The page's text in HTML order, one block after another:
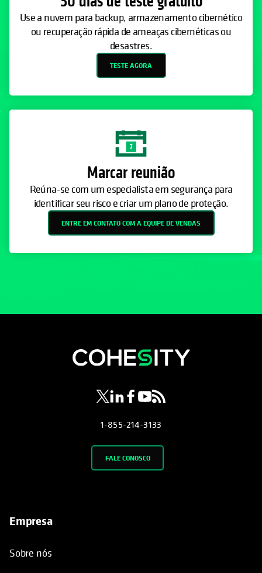
Use a nuvem para backup, armazenamento cibernético
ou recuperação rápida de ameaças cibernéticas ou
desastres.
TESTE AGORA
Marcar reunião
Reúna-se com um especialista em segurança para
identificar seu risco e criar um plano de proteção.
ENTRE EM CONTATO COM A EQUIPE DE VENDAS
opens in a new tab
opens in a new tab
opens in a new tab
opens in a new tab
opens in a new tab
1-855-214-3133
FALE CONOSCO
Empresa
Sobre nós